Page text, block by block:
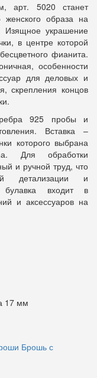
арт. 5020 станет
женского образа на
украшение
в центре которой
фианита.
особенности
для деловых и
скрепления концов
925 пробы и
Вставка –
которого выбрана
Для обработки
и ручной труд, что
детализации и
булавка входит в
и аксессуаров на
17 мм
Брошь с